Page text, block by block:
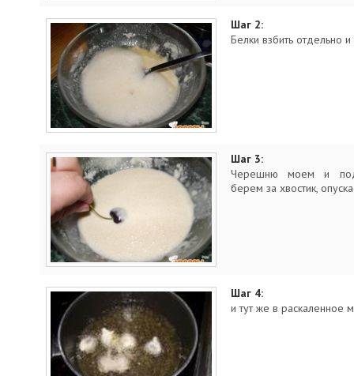
Шаг 2:
Белки взбить отдельно и
Шаг 3:
Черешню моем и
берем за хвостик,
Шаг 4:
и тут же в раскаленное